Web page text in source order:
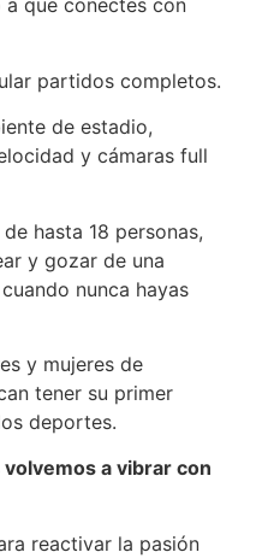
a que conectes con
partidos completos.
de estadio,
y cámaras full
hasta 18 personas,
y gozar de una
nunca hayas
y mujeres de
tener su primer
deportes.
a vibrar con
reactivar la pasión